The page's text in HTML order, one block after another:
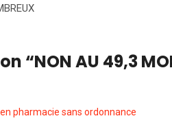
“NON AU 49,3
pharmacie sans ordonnance